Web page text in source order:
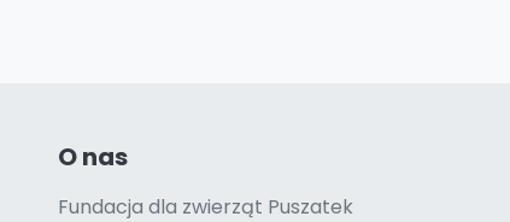
O nas
Fundacja dla zwierząt Puszatek